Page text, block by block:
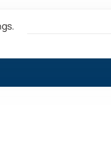
à l'emploi, préféré pour le
de 55 ans. Il prend